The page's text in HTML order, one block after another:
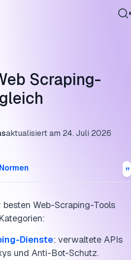
Scraping-
aktualisiert am 24. Juli 2026
Web-Scraping-Tools
Dienste: verwaltete APIs
und Anti-Bot-Schutz.